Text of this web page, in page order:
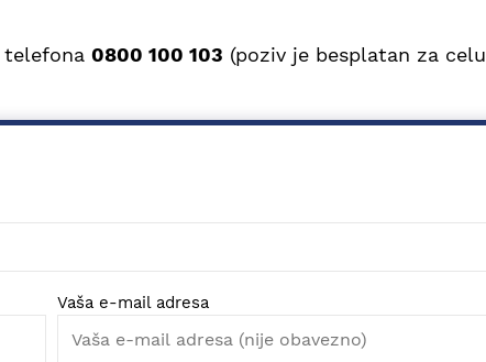
0800 100 103 (poziv je besplatan za celu
Vaša e-mail adresa